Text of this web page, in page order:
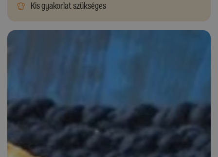
Kis gyakorlat szükséges